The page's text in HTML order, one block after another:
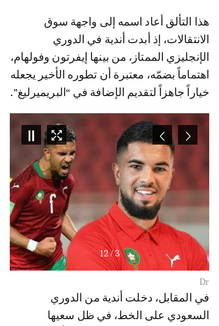
هذا التألق أعاد اسمه إلى واجهة سوق
الانتقالات، إذ أبدت أندية في الدوري
الإنجليزي الممتاز، من بينها إيفرتون وفولهام،
اهتماماً بضمّه، معتبرة أن تطوره الأخير يجعله
خياراً جاهزاً لتقديم الإضافة في “البريميرليغ”.
3
/
12
Dr
في المقابل، دخلت أندية من الدوري
السعودي على الخط، في ظل سعيها